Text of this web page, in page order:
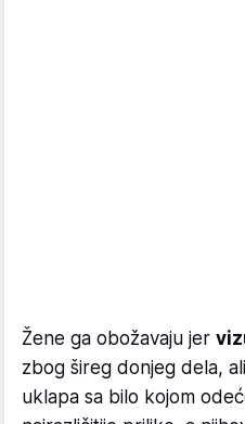
Žene ga obožavaju jer
zbog šireg donjeg dela,
uklapa sa bilo kojom